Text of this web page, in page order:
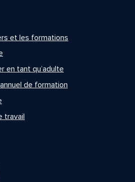
et les formations
en tant qu’adulte
de formation
travail